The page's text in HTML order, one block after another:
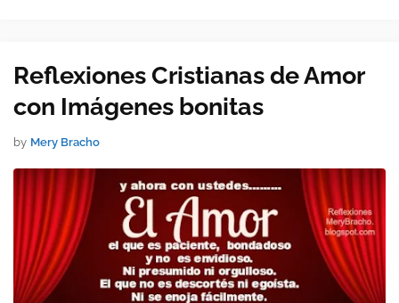
Reflexiones Cristianas de Amor
con Imágenes bonitas
by Mery Bracho